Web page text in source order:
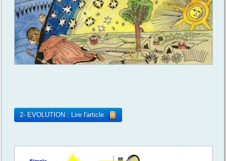
2- EVOLUTION : Lire l'article